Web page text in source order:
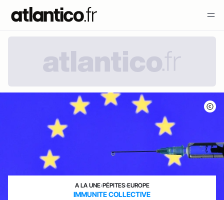
A LA UNE›PÉPITES›EUROPE
IMMUNITE COLLECTIVE